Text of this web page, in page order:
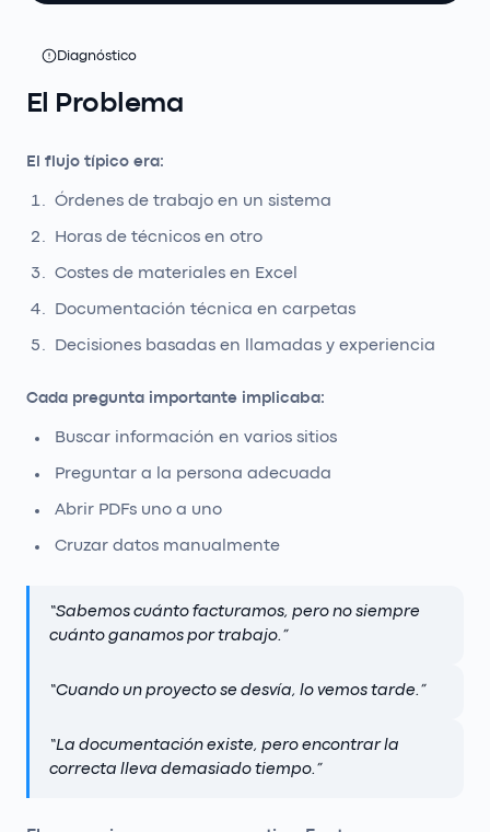
Diagnóstico
El Problema
El flujo típico era:
Órdenes de trabajo en un sistema
Horas de técnicos en otro
Costes de materiales en Excel
Documentación técnica en carpetas
Decisiones basadas en llamadas y experiencia
Cada pregunta importante implicaba:
Buscar información en varios sitios
Preguntar a la persona adecuada
Abrir PDFs uno a uno
Cruzar datos manualmente
“Sabemos cuánto facturamos, pero no siempre
cuánto ganamos por trabajo. ”
“Cuando un proyecto se desvía, lo vemos tarde. ”
“La documentación existe, pero encontrar la
correcta lleva demasiado tiempo. ”